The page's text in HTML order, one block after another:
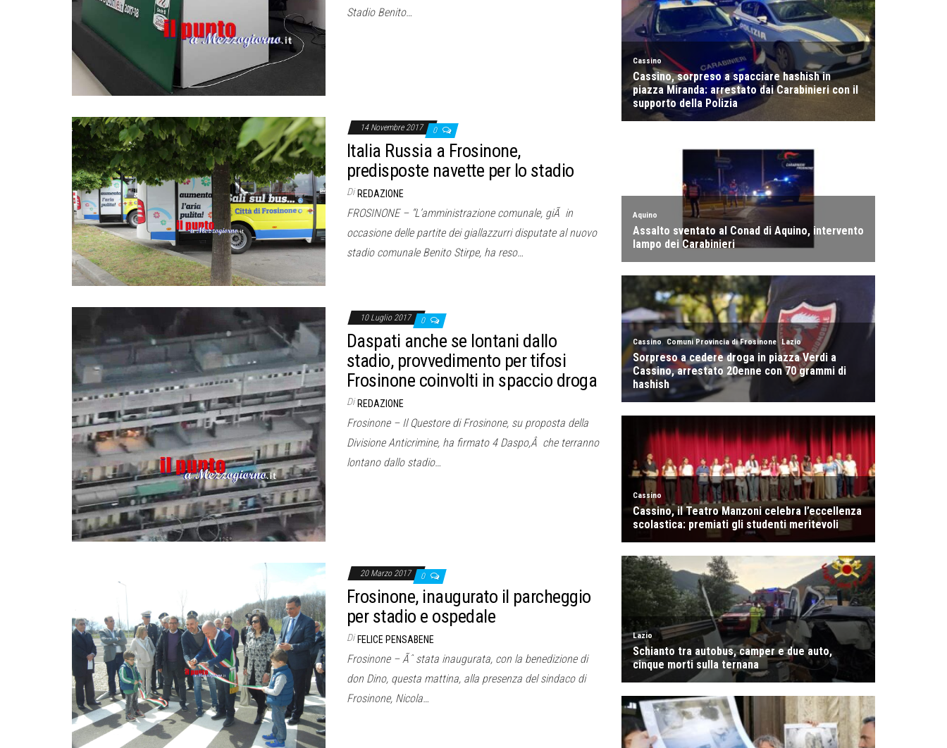
Stadio Benito…
14 Novembre 2017 0
Italia Russia a Frosinone,
predisposte navette per lo stadio
Di REDAZIONE
FROSINONE – “L’amministrazione comunale, giÃ in
occasione delle partite dei giallazzurri disputate al nuovo
stadio comunale Benito Stirpe, ha reso…
10 Luglio 2017 0
Daspati anche se lontani dallo
stadio, provvedimento per tifosi
Frosinone coinvolti in spaccio droga
Di REDAZIONE
Frosinone – Il Questore di Frosinone, su proposta della
Divisione Anticrimine, ha firmato 4 Daspo,Â che terranno
lontano dallo stadio…
20 Marzo 2017 0
Frosinone, inaugurato il parcheggio
per stadio e ospedale
Di FELICE PENSABENE
Frosinone – Ãˆ stata inaugurata, con la benedizione di
don Dino, questa mattina, alla presenza del sindaco di
Frosinone, Nicola…